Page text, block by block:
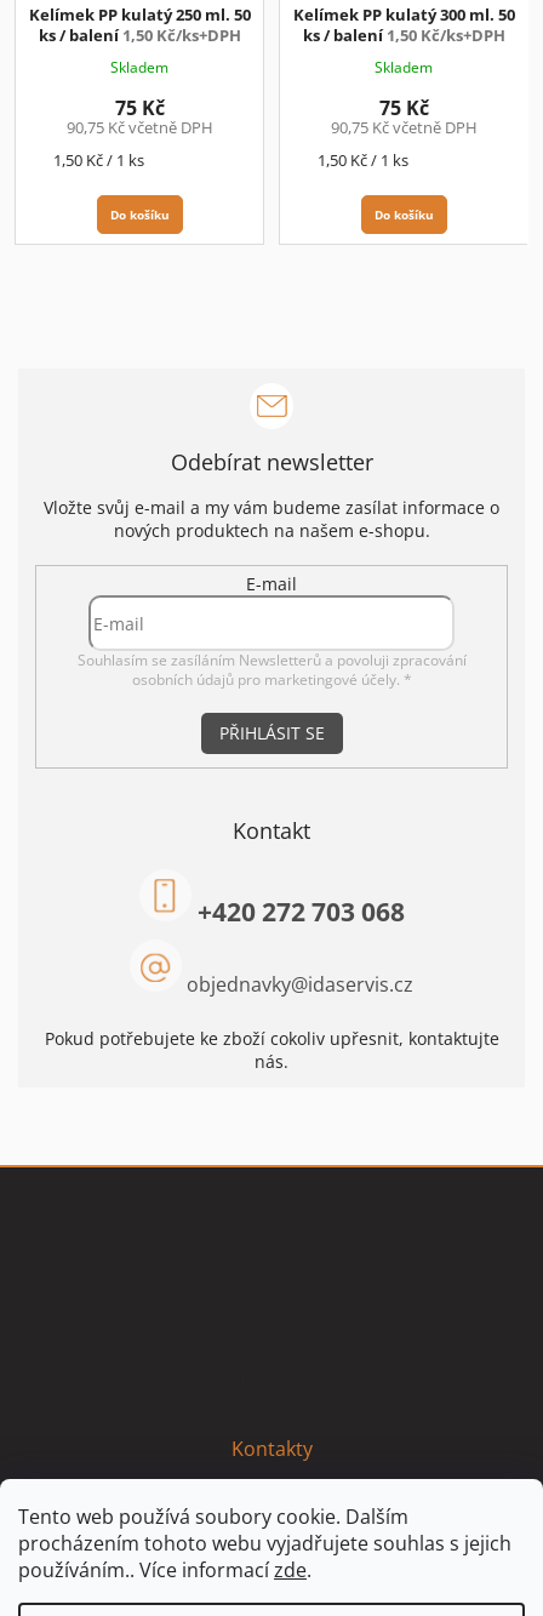
Tento web používá soubory cookie. Dalším
procházením tohoto webu vyjadřujete souhlas s jejich
používáním.. Více informacízde.
Kelímek PP kulatý 250 ml. 50
ks / balení1,50 Kč/ks+DPH
Skladem
90,75 Kč včetně DPH
75 Kč
Měrná
1,50 Kč / 1 ks
Do košíku
Kelímek PP kulatý 300 ml. 50
ks / balení1,50 Kč/ks+DPH
Skladem
90,75 Kč včetně DPH
75 Kč
Měrná
1,50 Kč / 1 ks
Do košíku
Odebírat newsletter
Vložte svůj e-mail a my vám budeme zasílat informace o
nových produktech na našem e-shopu.
E-mail
Souhlasím se zasíláním Newsletterů a povoluji zpracování
osobních údajů pro marketingové účely. *
PŘIHLÁSIT SE
Kontakt
objednavky@idaservis.cz
+420 272 703 068
Pokud potřebujete ke zboží cokoliv upřesnit, kontaktujte
nás.
Z
Kontakty